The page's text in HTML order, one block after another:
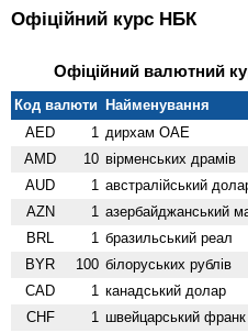
Офіційний курс НБК
Офіційний валютний
Код валюти Найменування
AED
1 дирхам ОАЕ
AMD 10 вiрменських драмів
AUD 1 австралійський
AZN 1 азербайджанський
BRL 1 бразильський реал
BYR 100 білоруських рублів
CAD 1 канадський долар
CHF 1 швейцарський франк